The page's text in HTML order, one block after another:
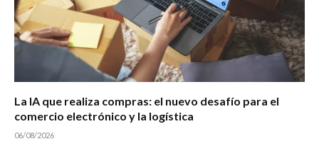
La IA que realiza compras: el nuevo desafío para el
comercio electrónico y la logística
06/08/2026